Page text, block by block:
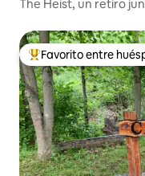
The Heist, un retiro
De los mejores en
Favorito entre